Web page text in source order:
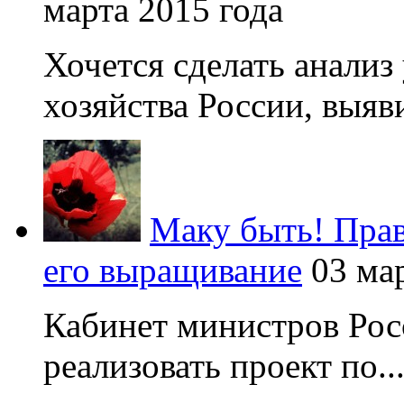
марта 2015 года
Хочется сделать
хозяйства России,
Маку быть!
его выращивание 03
Кабинет министров
реализовать проект по...